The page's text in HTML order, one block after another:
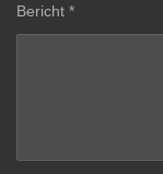
Bericht *